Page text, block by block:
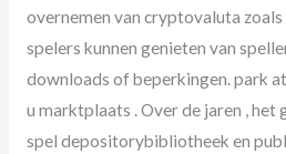
overnemen van cryptovaluta
spelers kunnen genieten van
downloads of beperkingen. park
u marktplaats . Over de jaren ,
spel depositorybibliotheek en